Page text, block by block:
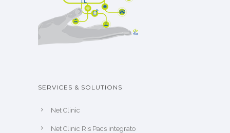
SERVICES & SOLUTIONS
Net Clinic
Net Clinic Ris Pacs integrato